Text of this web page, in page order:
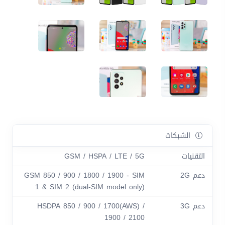
الشبكات
التقنيات
GSM / HSPA / LTE / 5G
دعم 2G
GSM 850 / 900 / 1800 / 1900 - SIM
1 & SIM 2 (dual-SIM model only)
دعم 3G
HSDPA 850 / 900 / 1700(AWS) /
1900 / 2100